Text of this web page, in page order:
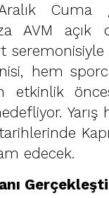
Cuma
AVM açık
seremonisiyle
hem
etkinlik
Yarış
edecek.